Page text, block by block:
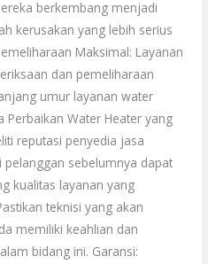
berkembang menjadi
kerusakan yang lebih serius
Maksimal: Layanan
dan pemeliharaan
umur layanan water
Perbaikan Water Heater yang
reputasi penyedia jasa
pelanggan sebelumnya dapat
kualitas layanan yang
teknisi yang akan
memiliki keahlian dan
bidang ini. Garansi: